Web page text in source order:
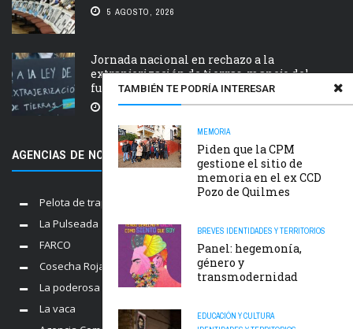
TAMBIÉN TE PODRÍA INTERESAR
MEMORIA
Piden que la CPM
gestione el sitio de
memoria en el ex CCD
Pozo de Quilmes
BREVES IDENTIDADES Y TERRITORIOS
Panel: hegemonía,
género y
transmodernidad
EDUCACIÓN Y CULTURA
5 AGOSTO, 2026
Jornada nacional en rechazo a la
extranjerización de tierras, manejo del
fuego y desalojos
5 AGOSTO, 2026
AGENCIAS DE NOTICIAS AMIGAS
Pelota de trapo
La Pulseada
FARCO
Cosecha Roja
La poderosa
La vaca